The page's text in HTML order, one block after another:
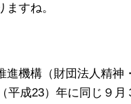
すね。
進機構（財団法人精神
平成23）年に同じ９月